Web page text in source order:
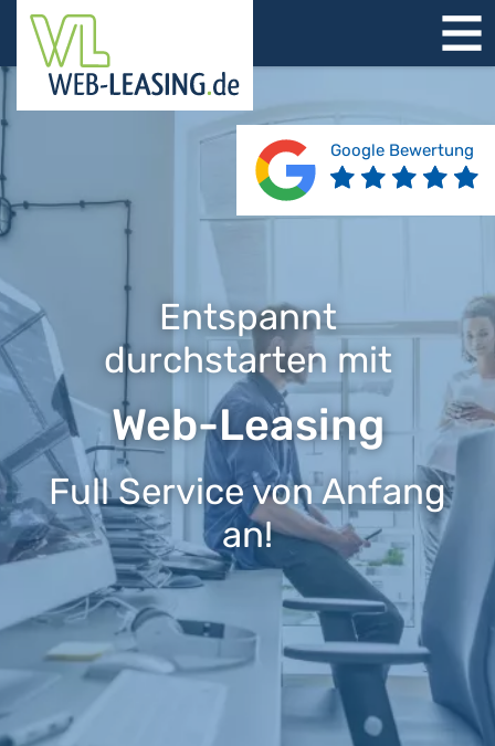
STARTSEITE
ÜBER UNS
PRODUKTE
REFERENZEN
BERATUNG
JOBS
KONTAKT
Entspannt
durchstarten mit
Web-Leasing
Full Service von Anfang
an!
Google Bewertung